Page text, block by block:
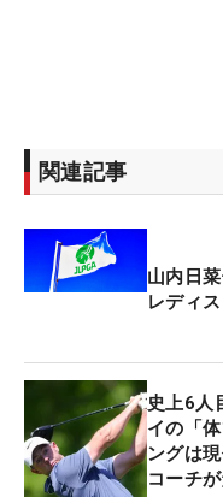
関連記事
山内日
レディ
史上6人
イの「
ングは
コーチが